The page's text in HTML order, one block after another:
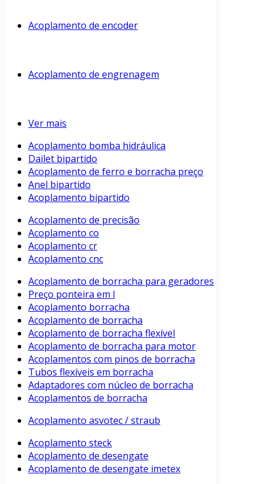
Acoplamento de encoder
Acoplamento de engrenagem
Ver mais
Acoplamento bomba hidráulica
Dailet bipartido
Acoplamento de ferro e borracha preço
Anel bipartido
Acoplamento bipartido
Acoplamento de precisão
Acoplamento co
Acoplamento cr
Acoplamento cnc
Acoplamento de borracha para geradores
Preço ponteira em l
Acoplamento borracha
Acoplamento de borracha
Acoplamento de borracha flexível
Acoplamento de borracha para motor
Acoplamentos com pinos de borracha
Tubos flexíveis em borracha
Adaptadores com núcleo de borracha
Acoplamentos de borracha
Acoplamento asvotec / straub
Acoplamento steck
Acoplamento de desengate
Acoplamento de desengate imetex